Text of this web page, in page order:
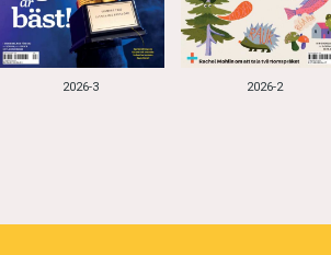
2026-3 2026-2